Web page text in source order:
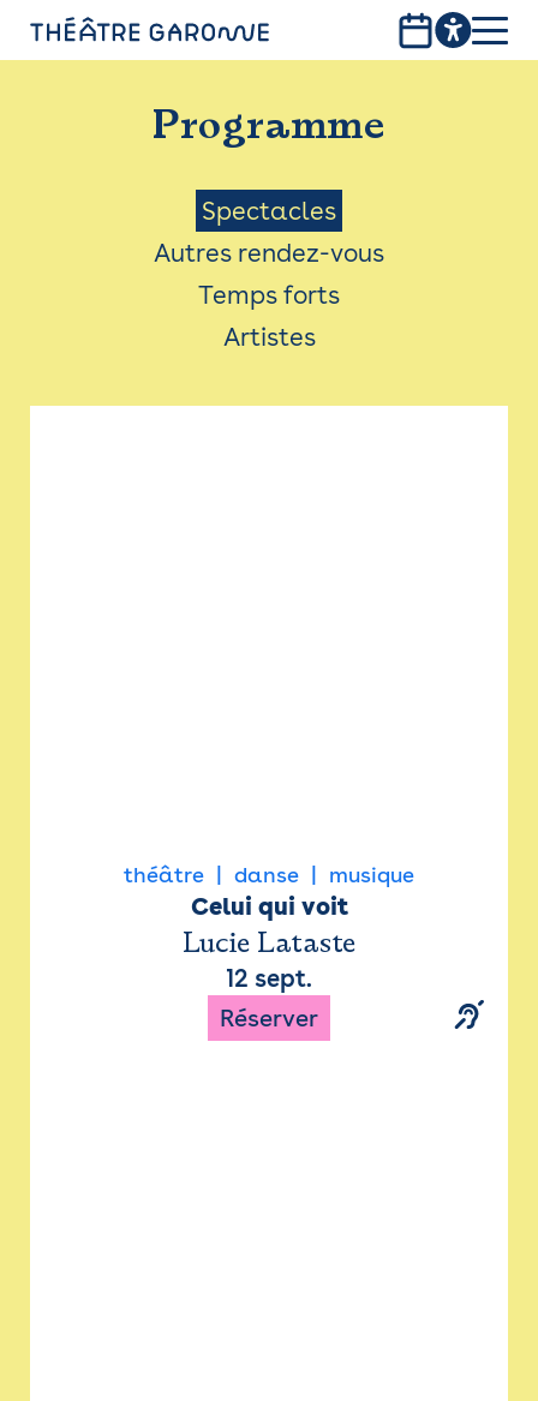
PROGRAMME
INFOS PRATIQUES
AVEC LES PUBLICS
ACCESSIBILITÉ
LES PRODUCTIONS
Programme
Menu
Saison
Spectacles
Autres rendez-vous
Temps forts
Artistes
théâtre danse musique
Celui qui voit
Lucie Lataste
12 sept.
Réserver